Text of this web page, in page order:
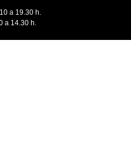
a 19.30 h.
a 14.30 h.